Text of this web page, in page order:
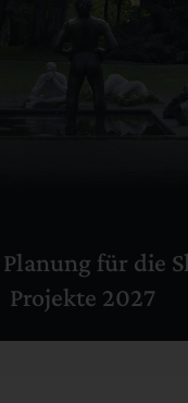
für die
Projekte 2027